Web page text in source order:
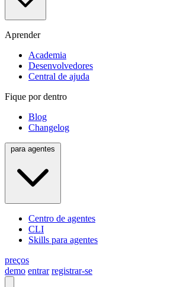
Aprender
Academia
Desenvolvedores
Central de ajuda
Fique por dentro
Blog
Changelog
Centro de agentes
CLI
Skills para agentes
preços
demo entrar registrar-se